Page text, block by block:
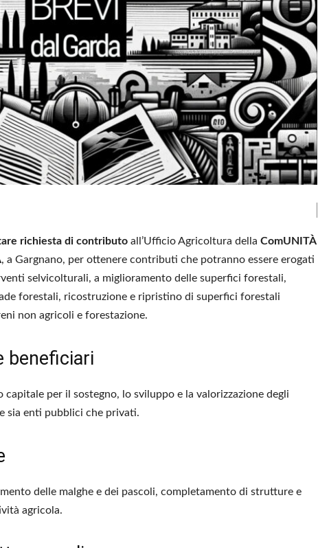
richiesta di contributo all’Ufficio Agricoltura della ComUNITÀ
, a Gargnano, per ottenere contributi che potranno essere erogati
selvicolturali, a miglioramento delle superfici forestali,
forestali, ricostruzione e ripristino di superfici forestali
non agricoli e forestazione.
beneficiari
per il sostegno, lo sviluppo e la valorizzazione degli
sia enti pubblici che privati.
delle malghe e dei pascoli, completamento di strutture e
agricola.